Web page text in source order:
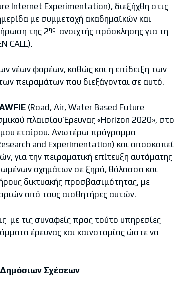
Internet Experimentation), διεξήχθη στις
με συμμετοχή ακαδημαϊκών και
της 2ης ανοιχτής πρόσκλησης για τη
CALL).
νέων φορέων, καθώς και η επίδειξη των
πειραμάτων που διεξάγονται σε αυτό.
ΑWFΙΕ (Road, Air, Water Based Future
πλαισίου Έρευνας «Horizon 2020», στο
εταίρου. Ανωτέρω πρόγραμμα
and Experimentation) και αποσκοπεί
για την πειραματική επίτευξη αυτόματης
οχημάτων σε ξηρά, θάλασσα και
δικτυακής προσβασιμότητας, με
από τους αισθητήρες αυτών.
με τις συναφείς προς τούτο υπηρεσίες
έρευνας και καινοτομίας ώστε να
Σχέσεων